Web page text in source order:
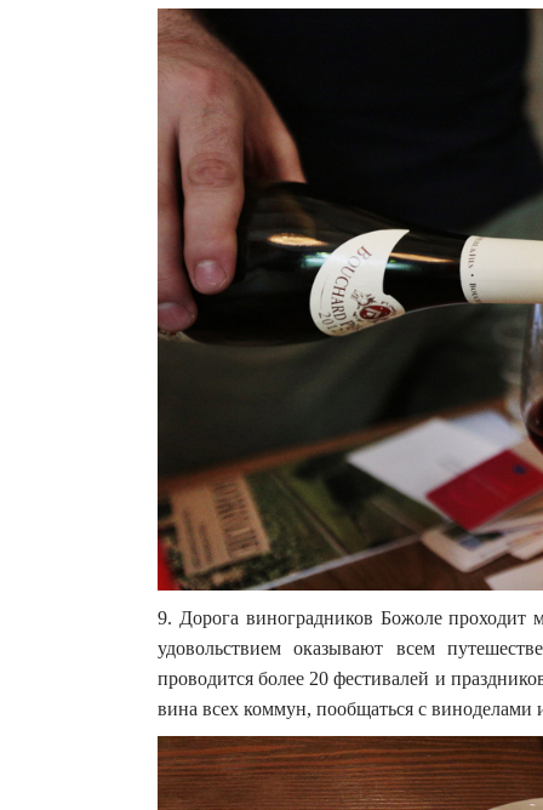
9. Дорога виноградников Божоле
удовольствием оказывают всем
проводится более 20 фестивалей и
вина всех коммун, пообщаться с